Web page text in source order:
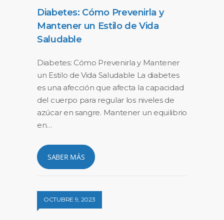
Diabetes: Cómo Prevenirla y
Mantener un Estilo de Vida
Saludable
Diabetes: Cómo Prevenirla y Mantener
un Estilo de Vida Saludable La diabetes
es una afección que afecta la capacidad
del cuerpo para regular los niveles de
azúcar en sangre. Mantener un equilibrio
en…
SABER MÁS
OCTUBRE 9, 2023